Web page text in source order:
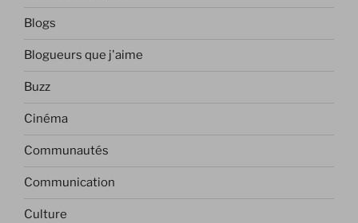
Blogs
Blogueurs que j'aime
Buzz
Cinéma
Communautés
Communication
Culture